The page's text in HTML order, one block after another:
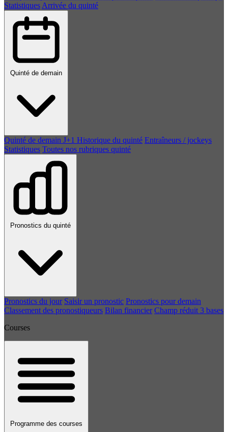
Statistiques Arrivée du quinté
Quinté de demain
Quinté de demain J+1 Historique du quinté Entraîneurs / jockeys
Statistiques Toutes nos rubriques quinté
Pronostics du quinté
Pronostics du jour Saisir un pronostic Pronostics pour demain
Classement des pronostiqueurs Bilan financier Champ réduit 3 bases
Courses
Programme des courses